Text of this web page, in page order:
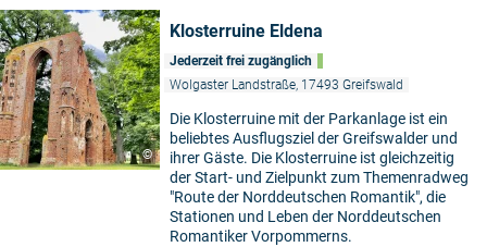
©
Klosterruine Eldena
Jederzeit frei zugänglich
Wolgaster Landstraße, 17493 Greifswald
Die Klosterruine mit der Parkanlage ist ein
beliebtes Ausflugsziel der Greifswalder und
ihrer Gäste. Die Klosterruine ist gleichzeitig
der Start- und Zielpunkt zum Themenradweg
"Route der Norddeutschen Romantik", die
Stationen und Leben der Norddeutschen
Romantiker Vorpommerns.